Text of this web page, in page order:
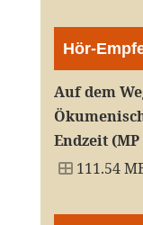
Hör-
Auf dem
Endzeit (MP
111.54